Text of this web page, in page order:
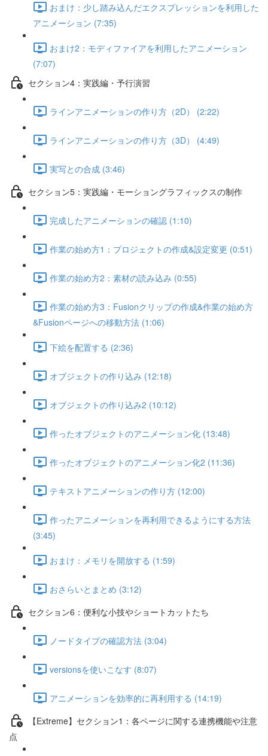
おまけ：少し踏み込んだエクスプレッションを利用した
アニメーション (7:35)
おまけ2：モディファイアを利用したアニメーション
(7:07)
セクション4：実践編・予行演習
ラインアニメーションの作り方（2D） (2:22)
ラインアニメーションの作り方（3D） (4:49)
実写との合成 (3:46)
セクション5：実践編・モーショングラフィックスの制作
完成したアニメーションの確認 (1:10)
作業の始め方1：プロジェクトの作成&設定変更 (0:51)
作業の始め方2：素材の読み込み (0:55)
作業の始め方3：Fusionクリップの作成&作業の始め方
&Fusionページへの移動方法 (1:06)
下絵を配置する (2:36)
オブジェクトの作り込み (12:18)
オブジェクトの作り込み2 (10:12)
作ったオブジェクトのアニメーション化 (13:48)
作ったオブジェクトのアニメーション化2 (11:36)
テキストアニメーションの作り方 (12:00)
作ったアニメーションを再利用できるようにする方法
(3:45)
おまけ：メモリを開放する (1:59)
おさらいとまとめ (3:12)
セクション6：便利な小技やショートカットたち
ノードタイプの確認方法 (3:04)
versionsを使いこなす (8:07)
アニメーションを効率的に再利用する (14:19)
【Extreme】セクション1：各ページに関する連携機能や注意
点